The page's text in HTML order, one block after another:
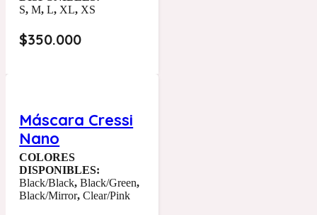
S,M,L, XL, XS
$350.000
Máscara Cressi
Nano
COLORES
DISPONIBLES:
Black/Black,Black/Green,
Black/Mirror,Clear/Pink